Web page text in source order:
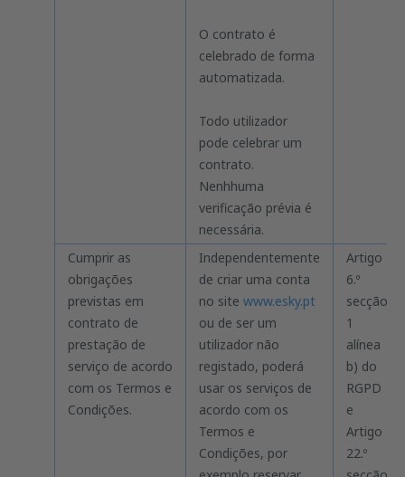
O contrato é
celebrado de forma
automatizada.
Todo utilizador
pode celebrar um
contrato.
Nenhhuma
verificação prévia é
necessária.
Cumprir as
obrigações
previstas em
contrato de
prestação de
serviço de acordo
com os Termos e
Condições.
Independentemente
de criar uma conta
no site www.esky.pt
ou de ser um
utilizador não
registado, poderá
usar os serviços de
acordo com os
Termos e
Condições, por
Artigo
6.º
secção
1
alínea
b) do
RGPD
e
Artigo
22.º